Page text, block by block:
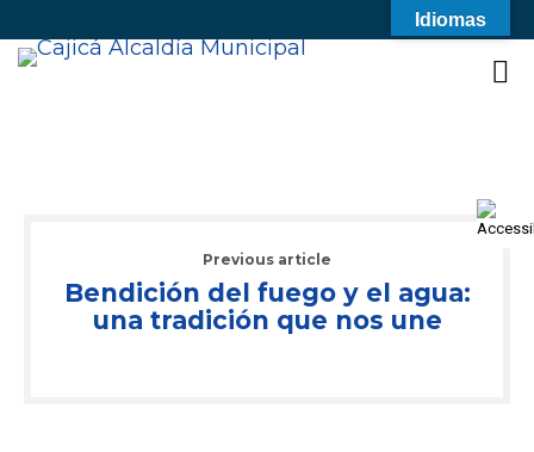
Previous article
Bendición del fuego y el agua:
una tradición que nos une
Idiomas